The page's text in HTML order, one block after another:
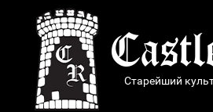
Старейший